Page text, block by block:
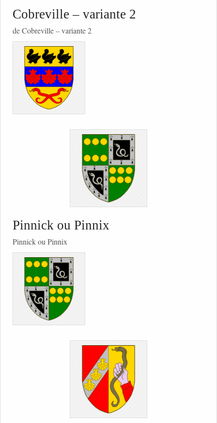
Cobreville – variante 2
de Cobreville – variante 2
Pinnick ou Pinnix
Pinnick ou Pinnix